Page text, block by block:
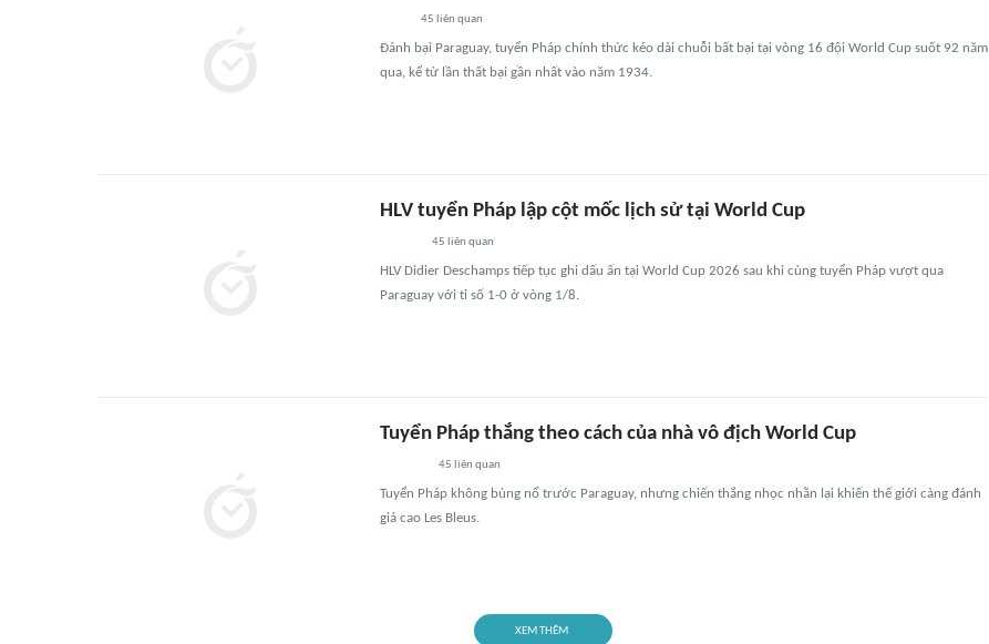
45 liên quan
Đánh bại Paraguay, tuyển Pháp chính thức kéo dài chuỗi bất bại tại vòng 16 đội World Cup suốt 92 năm
qua, kể từ lần thất bại gần nhất vào năm 1934.
HLV tuyển Pháp lập cột mốc lịch sử tại World Cup
45 liên quan
HLV Didier Deschamps tiếp tục ghi dấu ấn tại World Cup 2026 sau khi cùng tuyển Pháp vượt qua
Paraguay với tỉ số 1-0 ở vòng 1/8.
Tuyển Pháp thắng theo cách của nhà vô địch World Cup
45 liên quan
Tuyển Pháp không bùng nổ trước Paraguay, nhưng chiến thắng nhọc nhằn lại khiến thế giới càng đánh
giá cao Les Bleus.
XEM THÊM